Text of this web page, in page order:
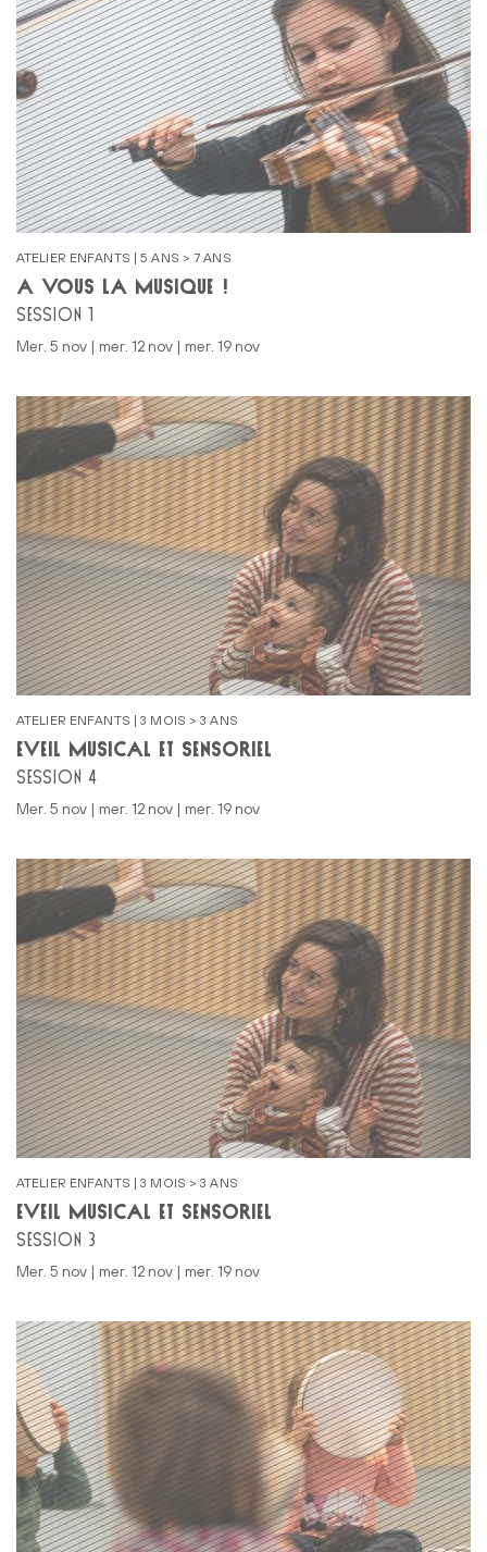
ATELIER ENFANTS | 5 ANS > 7 ANS
À VOUS LA MUSIQUE !
SESSION 1
mer. 5 nov | mer. 12 nov | mer. 19 nov
ATELIER ENFANTS | 3 MOIS > 3 ANS
ÉVEIL MUSICAL ET SENSORIEL
SESSION 4
mer. 5 nov | mer. 12 nov | mer. 19 nov
ATELIER ENFANTS | 3 MOIS > 3 ANS
ÉVEIL MUSICAL ET SENSORIEL
SESSION 3
mer. 5 nov | mer. 12 nov | mer. 19 nov